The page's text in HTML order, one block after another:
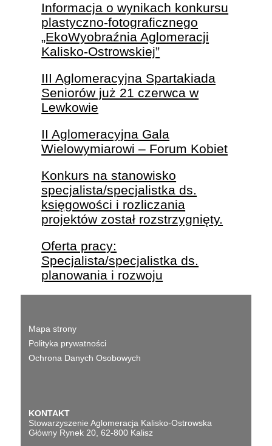
Informacja o wynikach konkursu
plastyczno-fotograficznego
„EkoWyobraźnia Aglomeracji
Kalisko-Ostrowskiej”
III Aglomeracyjna Spartakiada
Seniorów już 21 czerwca w
Lewkowie
II Aglomeracyjna Gala
Wielowymiarowi – Forum Kobiet
Konkurs na stanowisko
specjalista/specjalistka ds.
księgowości i rozliczania
projektów został rozstrzygnięty.
Oferta pracy:
Specjalista/specjalistka ds.
planowania i rozwoju
Mapa strony
Polityka prywatności
Ochrona Danych Osobowych
KONTAKT
Stowarzyszenie Aglomeracja Kalisko-Ostrowska
Główny Rynek 20, 62-800 Kalisz